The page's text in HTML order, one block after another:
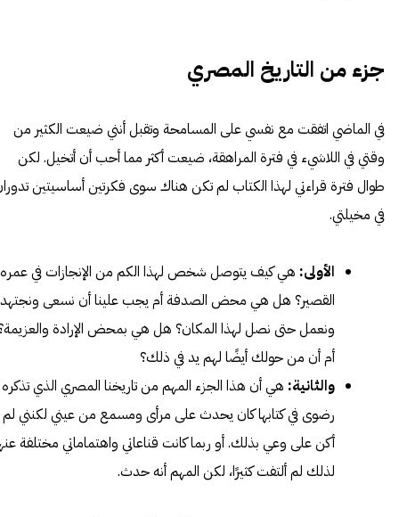
جزء من التاريخ المصري
في الماضي اتفقت مع نفسي على المسامحة وتقبل أنني ضيعت الكثير من
وقتي في اللاشيء في فترة المراهقة، ضيعت أكثر مما أحب أن أتخيل. لكن
طوال فترة قراءتي لهذا الكتاب لم تكن هناك سوى فكرتين أساسيتين
في مخيلتي.
الأولى: هي كيف يتوصل شخص لهذا الكم من الإنجازات في عمره
القصير؟ هل هي محض الصدفة أم يجب علينا أن نسعى ونجتهد
ونعمل حتى نصل لهذا المكان؟ هل هي بمحض الإرادة
أم أن من حولك أيضًا لهم يد في ذلك؟
والثانية: هي أن هذا الجزء المهم من تاريخنا المصري الذي تذكره
رضوى في كتابها كان يحدث على مرأى ومسمع من عيني لكنني لم
أكن على وعي بذلك. أو ربما كانت قناعاتي واهتماماتي مختلفة
لذلك لم ألتفت كثيرًا، لكن المهم أنه حدث.